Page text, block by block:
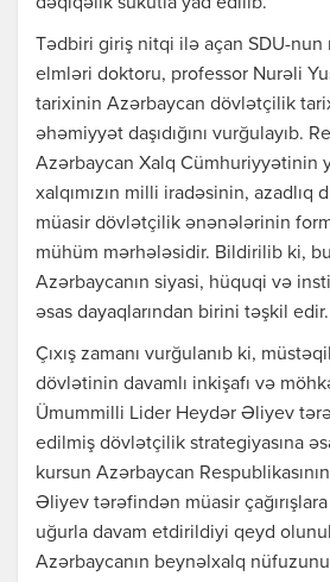
Tədbiri giriş nitqi ilə açan SDU-nun
elmləri doktoru, professor Nurəli
tarixinin Azərbaycan dövlətçilik
əhəmiyyət daşıdığını vurğulayıb.
Azərbaycan Xalq Cümhuriyyətinin
xalqımızın milli iradəsinin, azadlıq
müasir dövlətçilik ənənələrinin
mühüm mərhələsidir. Bildirilib ki,
Azərbaycanın siyasi, hüquqi və
əsas dayaqlarından birini təşkil edir.
Çıxış zamanı vurğulanıb ki,
dövlətinin davamlı inkişafı və
Ümummilli Lider Heydər Əliyev
edilmiş dövlətçilik strategiyasına
kursun Azərbaycan
Əliyev tərəfindən müasir
uğurla davam etdirildiyi qeyd
Azərbaycanın beynəlxalq